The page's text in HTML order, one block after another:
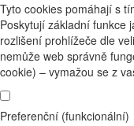
Tyto cookies pomáhají s
Poskytují základní funkce
rozlišení prohlížeče dle
nemůže web správně
cookie) – vymažou se z
Preferenční (funkcionální)